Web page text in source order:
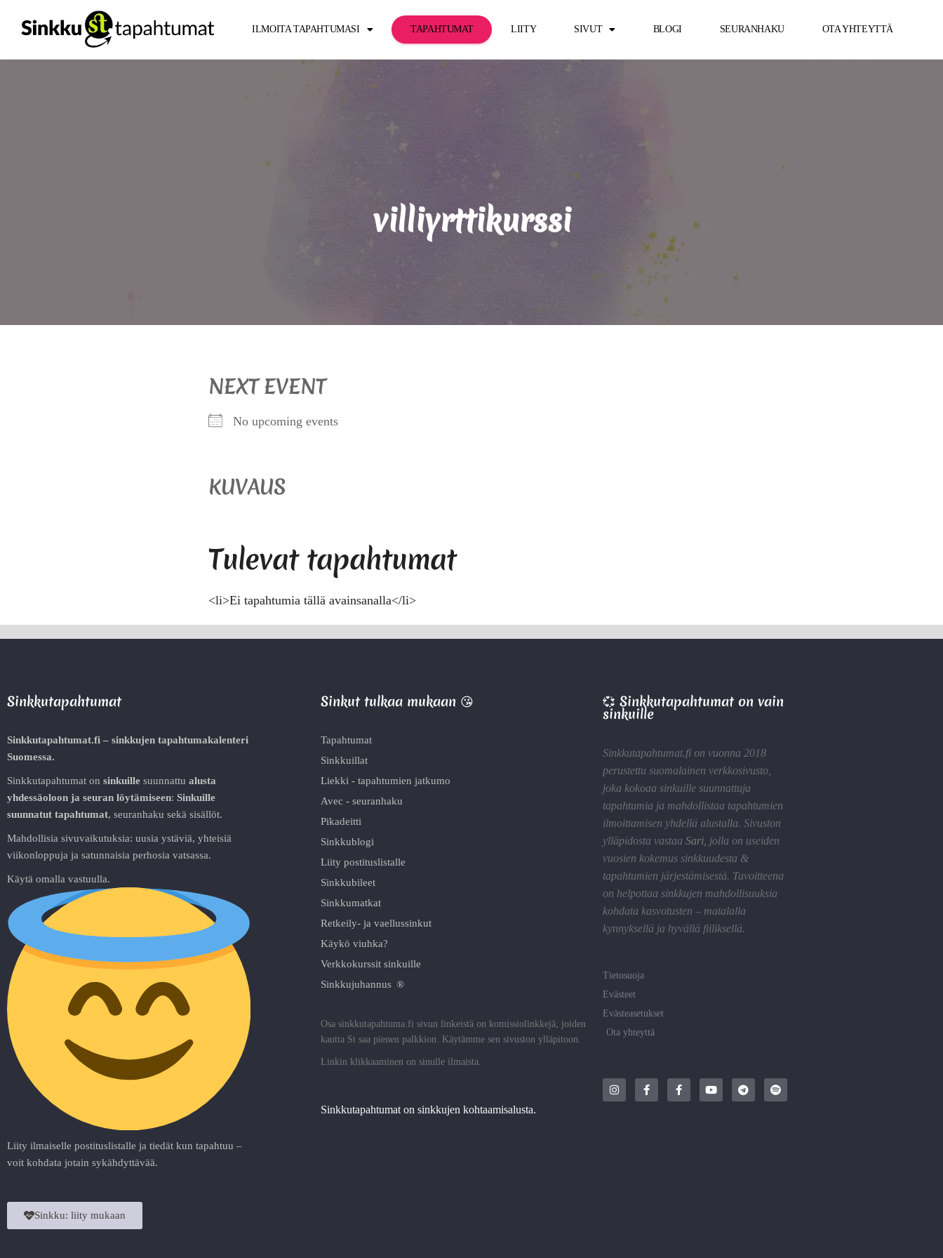
ILMOITA TAPAHTUMASI TAPAHTUMAT LIITY SIVUT BLOGI SEURANHAKU OTA YHTEYTTÄ
villiyrttikurssi
NEXT EVENT
No upcoming events
KUVAUS
Tulevat tapahtumat
<li>Ei tapahtumia tällä avainsanalla</li>
Sinkkutapahtumat
Sinkkutapahtumat.fi – sinkkujen tapahtumakalenteri
Suomessa.
Sinkkutapahtumat on sinkuille suunnattu alusta
yhdessäoloon ja seuran löytämiseen: Sinkuille
suunnatut tapahtumat, seuranhaku sekä sisällöt.
Mahdollisia sivuvaikutuksia: uusia ystäviä, yhteisiä
viikonloppuja ja satunnaisia perhosia vatsassa.
Käytä omalla vastuulla.
Liity ilmaiselle postituslistalle ja tiedät kun tapahtuu –
voit kohdata jotain sykähdyttävää.
Sinkku: liity mukaan
Sinkut tulkaa mukaan 😘
Tapahtumat
Sinkkuillat
Liekki - tapahtumien jatkumo
Avec - seuranhaku
Pikadeitti
Sinkkublogi
Liity postituslistalle
Sinkkubileet
Sinkkumatkat
Retkeily- ja vaellussinkut
Käykö viuhka?
Verkkokurssit sinkuille
Sinkkujuhannus ®
Osa sinkkutapahtuma.fi sivun linkeistä on komissiolinkkejä, joiden
kautta St saa pienen palkkion. Käytämme sen sivuston ylläpitoon.
Linkin klikkaaminen on sinulle ilmaista.
Sinkkutapahtumat on sinkkujen kohtaamisalusta.
💞 Sinkkutapahtumat on vain
sinkuille
Sinkkutapahtumat.fi on vuonna 2018
perustettu suomalainen verkkosivusto,
joka kokoaa sinkuille suunnattuja
tapahtumia ja mahdollistaa tapahtumien
ilmoittamisen yhdellä alustalla. Sivuston
ylläpidosta vastaa Sari, jolla on useiden
vuosien kokemus sinkkuudesta &
tapahtumien järjestämisestä. Tavoitteena
on helpottaa sinkkujen mahdollisuuksia
kohdata kasvotusten – matalalla
kynnyksellä ja hyvällä fiiliksellä.
Tietosuoja
Evästeet
Evästeasetukset
Ota yhteyttä